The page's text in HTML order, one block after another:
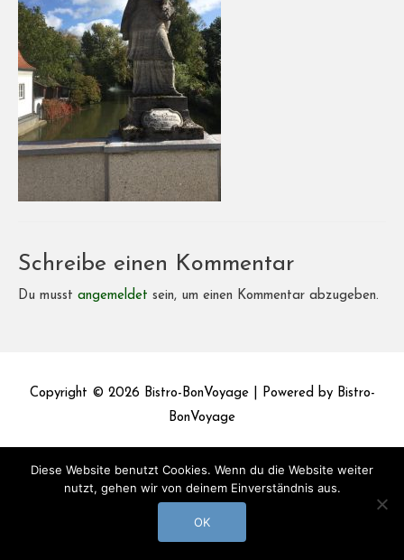
Schreibe einen Kommentar
Du musst angemeldet sein, um einen Kommentar abzugeben.
Copyright © 2026 Bistro-BonVoyage| Powered by Bistro-
BonVoyage
Diese Website benutzt Cookies. Wenn du die Website weiter
nutzt, gehen wir von deinem Einverständnis aus.
OK